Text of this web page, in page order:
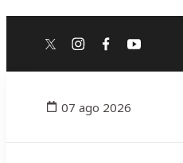
twitterinstagram
facebook
youtube
07 ago 2026